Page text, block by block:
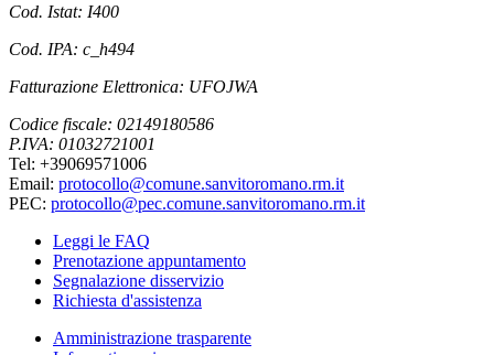
Cod. Istat: I400
Cod. IPA: c_h494
Fatturazione Elettronica: UFOJWA
Codice fiscale: 02149180586
P.IVA: 01032721001
Tel: +39069571006
Email: protocollo@comune.sanvitoromano.rm.it
PEC: protocollo@pec.comune.sanvitoromano.rm.it
Leggi le FAQ
Prenotazione appuntamento
Segnalazione disservizio
Richiesta d'assistenza
Amministrazione trasparente